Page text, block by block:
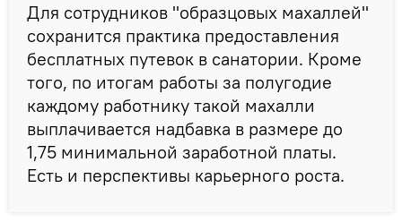
Для сотрудников "образцовых махаллей"
сохранится практика предоставления
бесплатных путевок в санатории. Кроме
того, по итогам работы за полугодие
каждому работнику такой махалли
выплачивается надбавка в размере до
1,75 минимальной заработной платы.
Есть и перспективы карьерного роста.